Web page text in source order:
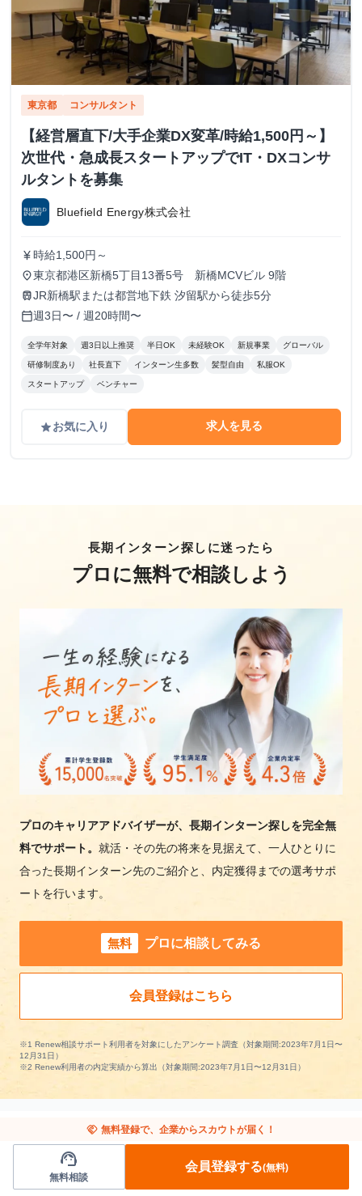
東京都 コンサルタント
【経営層直下/大手企業DX変革/時給1,500円～】
次世代・急成長スタートアップでIT・DXコンサ
ルタントを募集
Bluefield Energy株式会社
currency_yen 時給1,500円～
place東京都港区新橋5丁目13番5号 新橋MCVビル 9階
trainJR新橋駅または都営地下鉄 汐留駅から徒歩5分
calendar_today週3日〜 / 週20時間〜
全学年対象 週3日以上推奨 半日OK 未経験OK 新規事業 グローバル
研修制度あり 社長直下 インターン生多数 髪型自由 私服OK
スタートアップ ベンチャー
gradeお気に入り 求人を見る
長期インターン探しに迷ったら
プロに無料で相談しよう
プロのキャリアアドバイザーが、長期インターン探しを完全無
料でサポート。 就活・その先の将来を見据えて、一人ひとりに
合った長期インターン先のご紹介と、内定獲得までの選考サポ
ートを行います。
無料 プロに相談してみる
会員登録はこちら
※1 Renew相談サポート利用者を対象にしたアンケート調査（対象期間:2023年7月1日〜
12月31日）
※2 Renew利用者の内定実績から算出（対象期間:2023年7月1日〜12月31日）
他の条件から長期インターンを探す
handshake 無料登録で、企業からスカウトが届く！
support_agent
無料相談
会員登録する(無料)